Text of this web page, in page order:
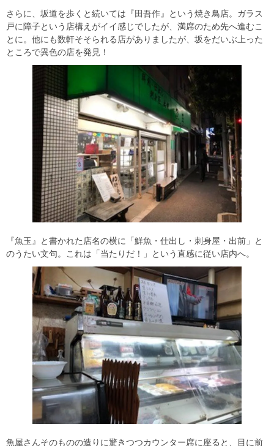
さらに、坂道を歩くと続いては『田吾作』という焼き鳥店。ガラス
戸に障子という店構えがイイ感じでしたが、満席のため先へ進むこ
とに。他にも数軒そそられる店がありましたが、坂をだいぶ上った
ところで異色の店を発見！
『魚玉』と書かれた店名の横に「鮮魚・仕出し・刺身屋・出前」と
のうたい文句。これは「当たりだ！」という直感に従い店内へ。
魚屋さんそのものの造りに驚きつつカウンター席に座ると、目に前